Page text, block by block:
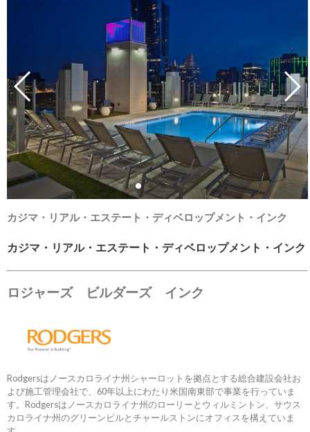
カジマ・リアル・エステート・ディベロップメント・インク
カジマ・リアル・エステート・ディベロップメント・インク
ロジャーズ ビルダーズ インク
Rodgersはノースカロライナ州シャーロットを拠点とする総合建設会社お
よび施工管理会社で、60年以上にわたり米国南東部で事業を行っていま
す。Rodgersはノースカロライナ州のローリーとウィルミントン、サウス
カロライナ州のグリーンビルとチャールストンにオフィスを構えていま